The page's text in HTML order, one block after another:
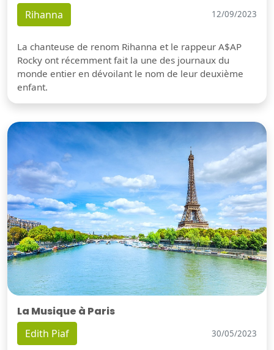
Rihanna 12/09/2023
La chanteuse de renom Rihanna et le rappeur A$AP
Rocky ont récemment fait la une des journaux du
monde entier en dévoilant le nom de leur deuxième
enfant.
La Musique à Paris
Edith Piaf 30/05/2023